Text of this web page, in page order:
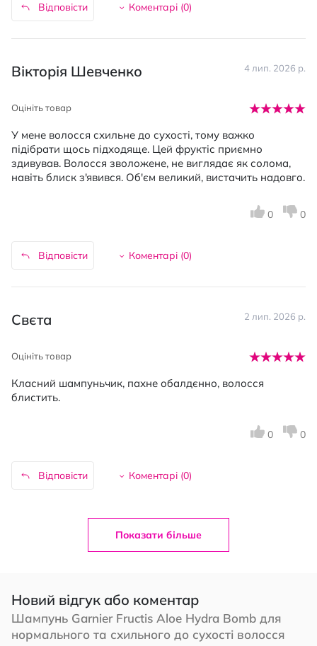
Відповісти Коментарі (0)
Вікторія Шевченко 4 лип. 2026 р.
Оцініть товар
У мене волосся схильне до сухості, тому важко
підібрати щось підходяще. Цей фруктіс приємно
здивував. Волосся зволожене, не виглядає як солома,
навіть блиск з'явився. Об'єм великий, вистачить надовго.
Відповісти Коментарі (0)
0 0
Свєта 2 лип. 2026 р.
Оцініть товар
Класний шампуньчик, пахне обалдєнно, волосся
блистить.
Відповісти Коментарі (0)
0 0
Показати більше
Новий відгук або коментар
Шампунь Garnier Fructis Aloe Hydra Bomb для
нормального та схильного до сухості волосся